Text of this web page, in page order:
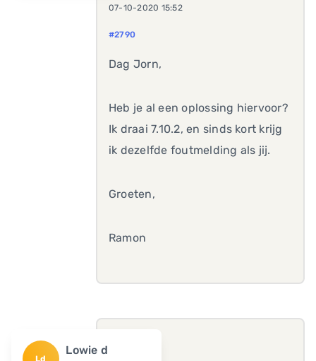
07-10-2020 15:52
#2790
Dag Jorn,
Heb je al een oplossing hiervoor?
Ik draai 7.10.2, en sinds kort krijg
ik dezelfde foutmelding als jij.
Groeten,
Ramon
Ld
Lowie d